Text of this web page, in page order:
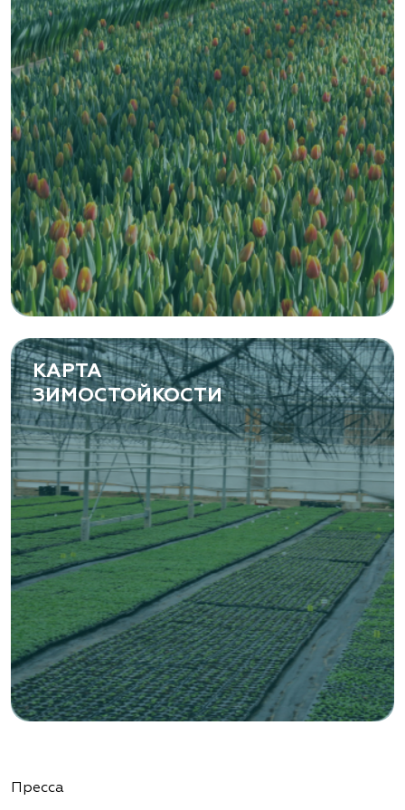
www.vetki.biz
Zaxriddin Flower Plantation, питомник
Ташкентская область, Зангиатинский р-н, ул.
Канимаева, д. 9
«ЁЛЫ-ПАЛЫ», питомник декоративных
растений
Самарская область, с. Подстепки, ул.
Фермерская 14 А
(8482) 650 010
www.yoly-paly.ru
«ВЕНЕВ» питомник растений
Тульская область, Венёвский р-н, село
Борщевое, улица Лесная, д. 13
8 963 224 87 99
https://www.venev1.ru/
«ВЕНЕВ» питомник растений
Тульская область, Венёвский р-н, село
Борщевое, улица Лесная, д. 13
8 963 224 87 99
https://www.venev1.ru/
КАРТА
ЗИМОСТОЙКОСТИ
Пресса